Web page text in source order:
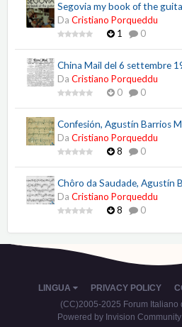
Segovia my book of the
Da Cristiano Porqueddu
1
0
China Mail del 6 settembre
Da Cristiano Porqueddu
0
0
Confesión, Agustín Barrios
Da Cristiano Porqueddu
8
0
Chôro da Saudade, Agustín
Da Cristiano Porqueddu
8
0
LINGUA PRIVACY POLICY
(CC)2005-2025 Forum Italiano
Powered by Invision Community